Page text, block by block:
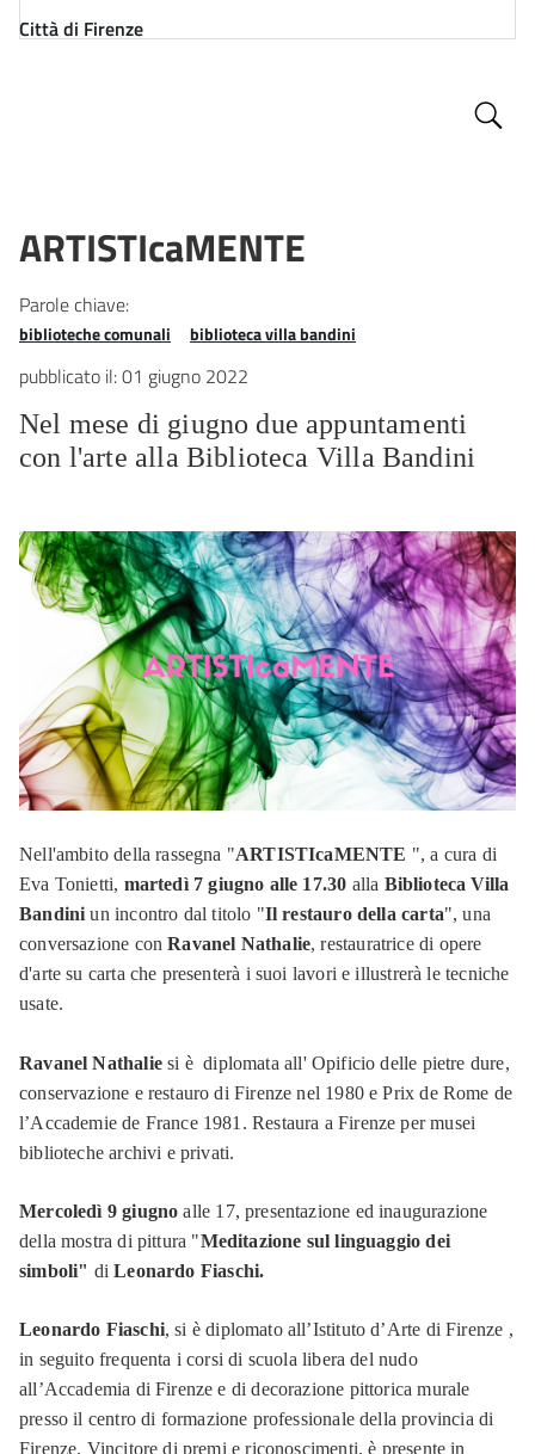
Città di Firenze
ARTISTIcaMENTE
Parole chiave:
biblioteche comunali biblioteca villa bandini
pubblicato il:01 giugno 2022
Nel mese di giugno due appuntamenti
con l'arte alla Biblioteca Villa Bandini
Nell'ambito della rassegna "ARTISTIcaMENTE ", a cura di
Eva Tonietti, martedì 7 giugno alle 17.30 alla Biblioteca Villa
Bandini un incontro dal titolo "Il restauro della carta", una
conversazione con Ravanel Nathalie, restauratrice di opere
d'arte su carta che presenterà i suoi lavori e illustrerà le tecniche
usate.
Ravanel Nathaliesi è diplomata all' Opificio delle pietre dure,
conservazione e restauro di Firenze nel 1980 e Prix de Rome de
l’Accademie de France 1981. Restaura a Firenze per musei
biblioteche archivi e privati.
Mercoledì 9 giugnoalle 17, presentazione ed inaugurazione
della mostra di pittura "Meditazione sul linguaggio dei
simboli" diLeonardo Fiaschi.
Leonardo Fiaschi, si è diplomato all’Istituto d’Arte di Firenze ,
in seguito frequenta i corsi di scuola libera del nudo
all’Accademia di Firenze e di decorazione pittorica murale
presso il centro di formazione professionale della provincia di
Firenze. Vincitore di premi e riconoscimenti, è presente in